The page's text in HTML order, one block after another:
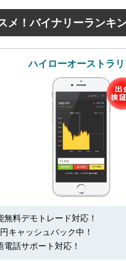
メ！バイナリーランキ
ハイローオーストラ
無料デモトレード対応！
キャッシュバック中！
電話サポート対応！